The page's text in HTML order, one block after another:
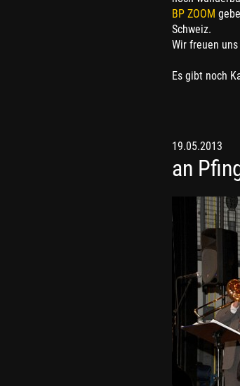
BP ZOOM
Schweiz.
Wir freuen
Es gibt noch
19.05.2013
an